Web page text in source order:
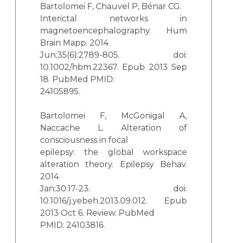
Bartolomei F, Chauvel P, Bénar CG.
Interictal networks in
magnetoencephalography. Hum
Brain Mapp. 2014
Jun;35(6):2789-805. doi:
10.1002/hbm.22367. Epub 2013 Sep
18. PubMed PMID:
24105895.
Bartolomei F, McGonigal A,
Naccache L. Alteration of
consciousness in focal
epilepsy: the global workspace
alteration theory. Epilepsy Behav.
2014
Jan;30:17-23. doi:
10.1016/j.yebeh.2013.09.012. Epub
2013 Oct 6. Review. PubMed
PMID: 24103816.